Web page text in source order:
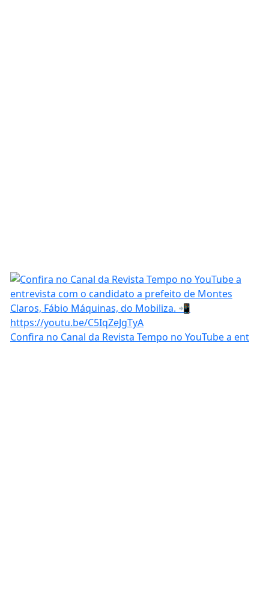
Confira no Canal da Revista Tempo no YouTube a ent